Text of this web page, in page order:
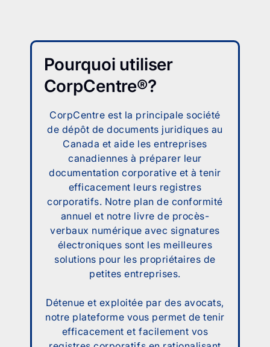
Pourquoi utiliser
CorpCentre®?
CorpCentre est la principale société
de dépôt de documents juridiques au
Canada et aide les entreprises
canadiennes à préparer leur
documentation corporative et à tenir
efficacement leurs registres
corporatifs. Notre plan de conformité
annuel et notre livre de procès-
verbaux numérique avec signatures
électroniques sont les meilleures
solutions pour les propriétaires de
petites entreprises.
Détenue et exploitée par des avocats,
notre plateforme vous permet de tenir
efficacement et facilement vos